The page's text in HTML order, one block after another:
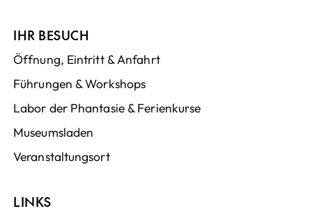
IHR BESUCH
Öffnung, Eintritt & Anfahrt
Führungen & Workshops
Labor der Phantasie & Ferienkurse
Museumsladen
Veranstaltungsort
LINKS